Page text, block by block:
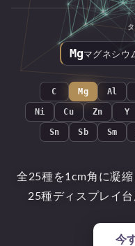
タ
Mgマグネ
C Mg Al
Ni Cu Zn Y
Sn Sb Sm
全25種を1cm角に凝縮
25種ディスプレイ
今